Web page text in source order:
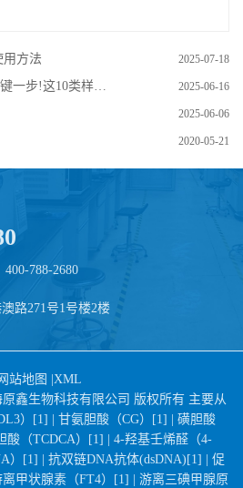
用方法 2025-07-18
10类样品要如何处理? 2025-06-16
2025-06-06
2020-05-21
400-788-2680
路271号1号楼2楼
站地图 XML
鑫生物科技有限公司 版权所有 主要从
）[1] | 甘氨胆酸（CG）[1] | 磺胆酸
酸（TCDCA）[1] | 4-羟基壬烯醛（4-
）[1] | 抗双链DNA抗体(dsDNA)[1] | 促
离甲状腺素（FT4）[1] | 游离三碘甲腺原